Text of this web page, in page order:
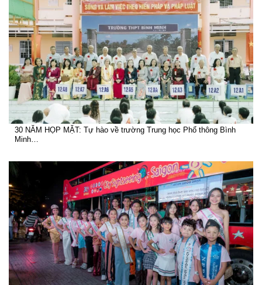
30 NĂM HỌP MẶT: Tự hào về trường Trung học Phổ thông Bình
Minh…